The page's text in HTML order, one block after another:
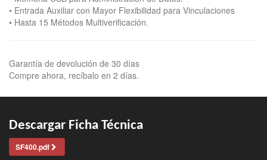
• Entrada Auxiliar con Mayor Flexibilidad para Vinculaciones
• Hasta 15 Métodos Multiverificación.
Garantía de devolución de 30 días
Compre ahora, recíbalo en 2 días.
Descargar Ficha Técnica
SF400.pdf